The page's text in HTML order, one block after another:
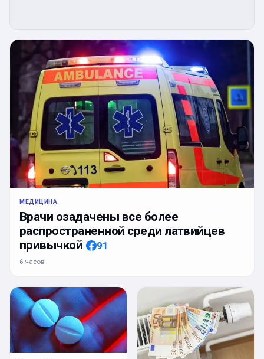
МЕДИЦИНА
Врачи озадачены все более
распространенной среди латвийцев
привычкой
91
6 часов